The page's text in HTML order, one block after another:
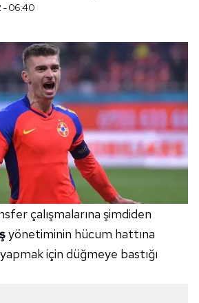
- 06:40
çalışmalarına şimdiden
yönetiminin hücum hattına
için düğmeye bastığı